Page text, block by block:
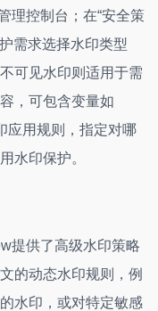
理控制台；在“安全策
需求选择水印类型
可见水印则适用于需
，可包含变量如
应用规则，指定对哪
水印保护。
提供了高级水印策略
的动态水印规则，例
水印，或对特定敏感